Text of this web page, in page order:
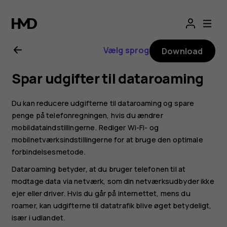
Brugervejledning
til
Nokia
8.1
Vælg sprog Download
Spar udgifter til dataroaming
Du kan reducere udgifterne til dataroaming og spare
penge på telefonregningen, hvis du ændrer
mobildataindstillingerne. Rediger Wi-Fi- og
mobilnetværksindstillingerne for at bruge den optimale
forbindelsesmetode.
Dataroaming betyder, at du bruger telefonen til at
modtage data via netværk, som din netværksudbyder ikke
ejer eller driver. Hvis du går på internettet, mens du
roamer, kan udgifterne til datatrafik blive øget betydeligt,
især i udlandet.